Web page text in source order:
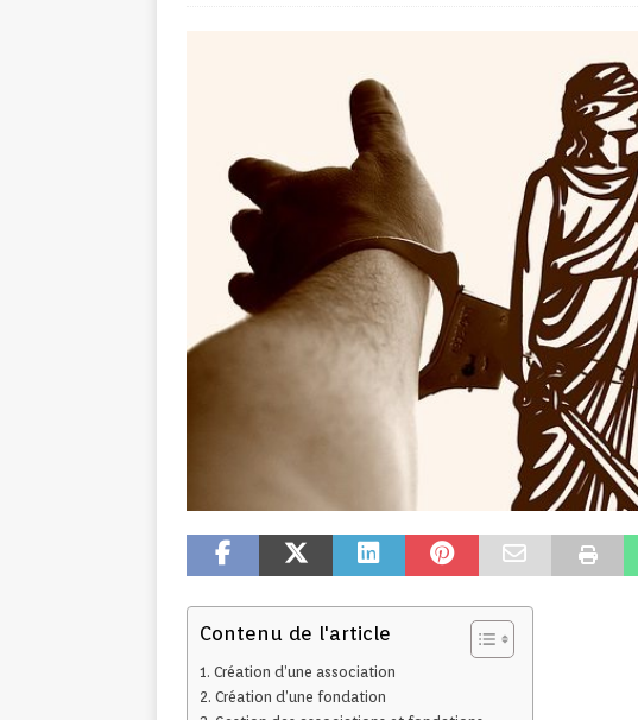
Contenu de l'article
Création d’une association
Création d’une fondation